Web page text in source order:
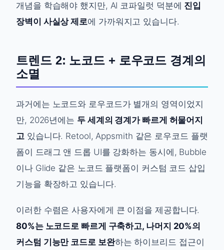
개념을 학습해야 했지만, AI 코파일럿 덕분에 진입
장벽이 사실상 제로에 가까워지고 있습니다.
트렌드 2: 노코드 + 로우코드 경계의
소멸
과거에는 노코드와 로우코드가 별개의 영역이었지
만, 2026년에는 두 세계의 경계가 빠르게 허물어지
고있습니다. Retool, Appsmith 같은 로우코드 플랫
폼이 드래그 앤 드롭 UI를 강화하는 동시에, Bubble
이나 Glide 같은 노코드 플랫폼이 커스텀 코드 삽입
기능을 확장하고 있습니다.
이러한 수렴은 사용자에게 큰 이점을 제공합니다.
80%는 노코드로 빠르게 구축하고, 나머지 20%의
커스텀 기능만 코드로 보완하는 하이브리드 접근이